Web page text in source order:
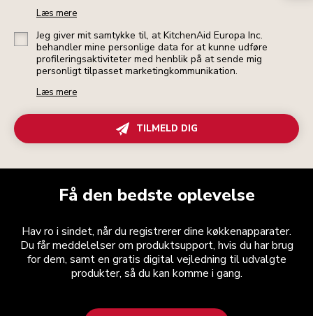
Læs mere
Jeg giver mit samtykke til, at KitchenAid Europa Inc.
behandler mine personlige data for at kunne udføre
profileringsaktiviteter med henblik på at sende mig
personligt tilpasset marketingkommunikation.
Læs mere
TILMELD DIG
Få den bedste oplevelse
Hav ro i sindet, når du registrerer dine køkkenapparater.
Du får meddelelser om produktsupport, hvis du har brug
for dem, samt en gratis digital vejledning til udvalgte
produkter, så du kan komme i gang.